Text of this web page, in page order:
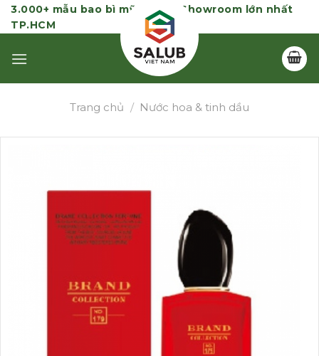
Skip
to
3.000+ mẫu bao bì mỹ phẩm | Showroom lớn nhất
TP.HCM
Trang chủ / Nước hoa & tinh dầu